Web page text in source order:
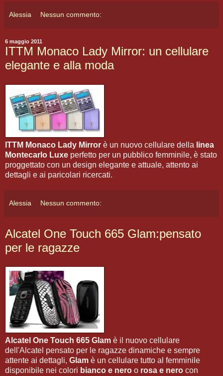
Alessia Nessun commento:
6 maggio 2011
ITTM Monaco Lady Mirror: un cellulare
elegante e alla moda
ITTM Monaco Lady Mirror è un nuovo cellulare della linea
Montecarlo Luxe perfetto per un pubblico femminile, è stato
proggettato con un design elegante e attuale, attento ai
dettagli e ai paricolari ricercati.
Alessia Nessun commento:
Alcatel One Touch 665 Glam:pensato
per le ragazze
Alcatel One Touch 665 Glam è il nuovo cellulare
dell'Alcatel pensato per le ragazze dinamiche e sempre
attente ai dettagli, Glam è un cellulare tutto al femminile
disponibile nei colori bianco e nero o rosa e nero con